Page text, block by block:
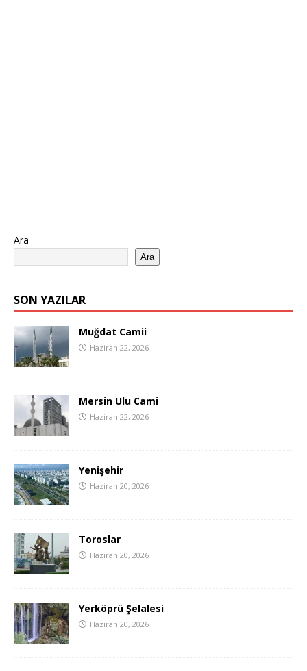
Ara
Ara
SON YAZILAR
Muğdat Camii
Haziran 22, 2026
Mersin Ulu Cami
Haziran 22, 2026
Yenişehir
Haziran 20, 2026
Toroslar
Haziran 20, 2026
Yerköprü Şelalesi
Haziran 20, 2026